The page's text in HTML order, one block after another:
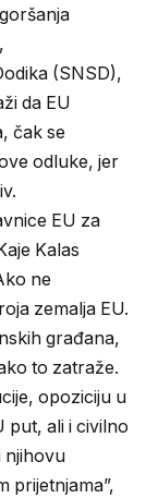
(SNSD),
da EU
čak se
odluke, jer
EU za
Kalas
ne
zemalja EU.
građana,
to zatraže.
opoziciju u
put, ali i civilno
njihovu
prijetnjama”,